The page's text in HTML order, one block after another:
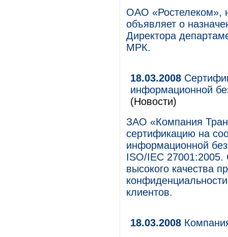
ОАО «Ростелеком»,
объявляет о
Директора
МРК.
18.03.2008
информационной
(Новости)
ЗАО «Компания
сертификацию на
информационной
ISO/IEC
высокого качества
клиентов.
18.03.2008